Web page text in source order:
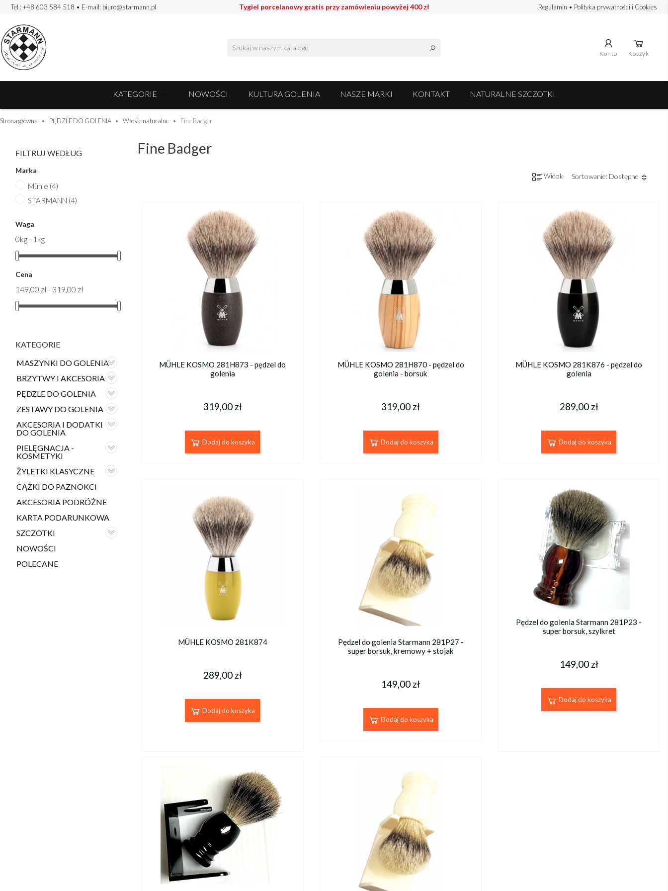
Tel.: +48 603 584 518 • E-mail: biuro@starmann.pl Tygiel porcelanowy gratis przy zamówieniu powyżej 400 zł Regulamin • Polityka prywatności i Cookies
Konto Koszyk
KATEGORIE NOWOŚCI KULTURA GOLENIA NASZE MARKI KONTAKT NATURALNE SZCZOTKI
Strona główna PĘDZLE DO GOLENIA Włosie naturalne Fine Badger
FILTRUJ WEDŁUG
Marka
Mühle (4)
STARMANN (4)
Waga
0kg - 1kg
Cena
149,00 zł - 319,00 zł
KATEGORIE
MASZYNKI DO GOLENIA
BRZYTWY I AKCESORIA
PĘDZLE DO GOLENIA
ZESTAWY DO GOLENIA
AKCESORIA I DODATKI
DO GOLENIA
PIELĘGNACJA -
KOSMETYKI
ŻYLETKI KLASYCZNE
CĄŻKI DO PAZNOKCI
AKCESORIA PODRÓŻNE
KARTA PODARUNKOWA
SZCZOTKI
NOWOŚCI
POLECANE
Fine Badger
Widok Sortowanie: Dostępne
MÜHLE KOSMO 281H873 - pędzel do
golenia
319,00 zł
Dodaj do koszyka
MÜHLE KOSMO 281H870 - pędzel do
golenia - borsuk
319,00 zł
Dodaj do koszyka
MÜHLE KOSMO 281K876 - pędzel do
golenia
289,00 zł
Dodaj do koszyka
MÜHLE KOSMO 281K874
289,00 zł
Dodaj do koszyka
Pędzel do golenia Starmann 281P27 -
super borsuk, kremowy + stojak
149,00 zł
Dodaj do koszyka
Pędzel do golenia Starmann 281P23 -
super borsuk, szylkret
149,00 zł
Dodaj do koszyka